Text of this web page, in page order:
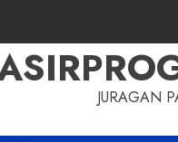
JURAGAN